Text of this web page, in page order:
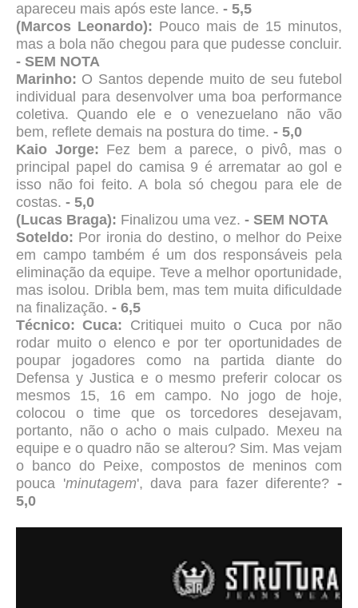
apareceu mais após este lance. - 5,5
(Marcos Leonardo): Pouco mais de 15 minutos,
mas a bola não chegou para que pudesse concluir.
- SEM NOTA
Marinho: O Santos depende muito de seu futebol
individual para desenvolver uma boa performance
coletiva. Quando ele e o venezuelano não vão
bem, reflete demais na postura do time. - 5,0
Kaio Jorge: Fez bem a parece, o pivô, mas o
principal papel do camisa 9 é arrematar ao gol e
isso não foi feito. A bola só chegou para ele de
costas. - 5,0
(Lucas Braga): Finalizou uma vez. - SEM NOTA
Soteldo: Por ironia do destino, o melhor do Peixe
em campo também é um dos responsáveis pela
eliminação da equipe. Teve a melhor oportunidade,
mas isolou. Dribla bem, mas tem muita dificuldade
na finalização. - 6,5
Técnico: Cuca: Critiquei muito o Cuca por não
rodar muito o elenco e por ter oportunidades de
poupar jogadores como na partida diante do
Defensa y Justica e o mesmo preferir colocar os
mesmos 15, 16 em campo. No jogo de hoje,
colocou o time que os torcedores desejavam,
portanto, não o acho o mais culpado. Mexeu na
equipe e o quadro não se alterou? Sim. Mas vejam
o banco do Peixe, compostos de meninos com
pouca 'minutagem', dava para fazer diferente? -
5,0